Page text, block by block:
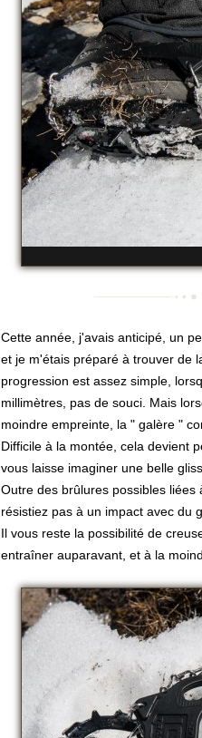
Cette année, j'avais anticipé, un
et je m'étais préparé à trouver de
progression est assez simple,
millimètres, pas de souci. Mais
moindre empreinte, la " galère "
Difficile à la montée, cela devient
vous laisse imaginer une belle
Outre des brûlures possibles
résistiez pas à un impact avec du
Il vous reste la possibilité de
entraîner auparavant, et à la